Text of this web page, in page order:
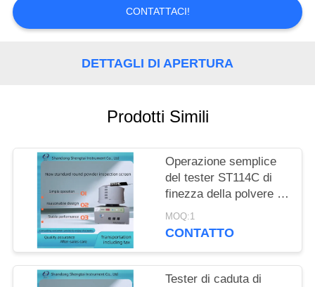
MAPPA
DEL
CONTATTACI!
DETTAGLI DI APERTURA
Prodotti Simili
Operazione semplice
del tester ST114C di
finezza della polvere di
ispezione dell'olio e del
grano
MOQ:1
CONTATTO
Tester di caduta di